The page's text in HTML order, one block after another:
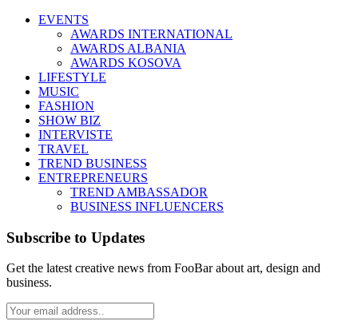
EVENTS
AWARDS INTERNATIONAL
AWARDS ALBANIA
AWARDS KOSOVA
LIFESTYLE
MUSIC
FASHION
SHOW BIZ
INTERVISTE
TRAVEL
TREND BUSINESS
ENTREPRENEURS
TREND AMBASSADOR
BUSINESS INFLUENCERS
Subscribe to Updates
Get the latest creative news from FooBar about art, design and
business.